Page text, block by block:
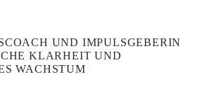
UND IMPULSGEBERIN
KLARHEIT UND
WACHSTUM